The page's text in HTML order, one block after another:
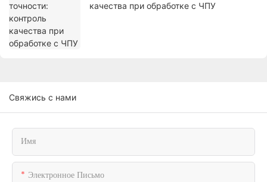
качества при обработке с ЧПУ
Свяжись с нами
Имя
Электронное Письмо